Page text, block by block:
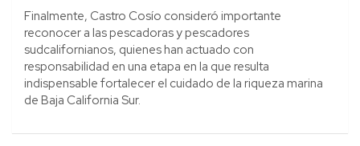
Finalmente, Castro Cosío consideró importante
reconocer a las pescadoras y pescadores
sudcalifornianos, quienes han actuado con
responsabilidad en una etapa en la que resulta
indispensable fortalecer el cuidado de la riqueza marina
de Baja California Sur.